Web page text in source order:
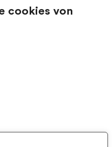
cookies von